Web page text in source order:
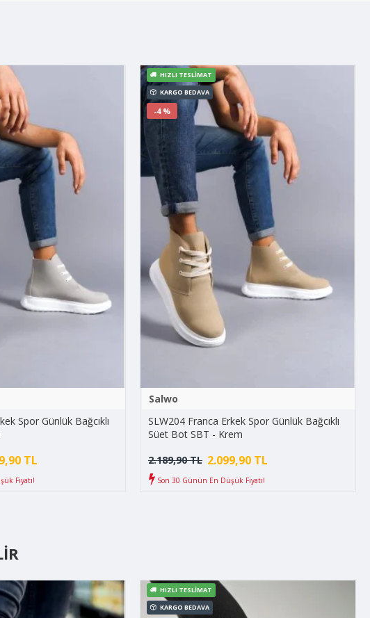
Spor Günlük Bağcıklı
TL
Fiyatı!
KARGO BEDAVA
HIZLI TESLIMAT
-4 %
Salwo
SLW204 Franca Erkek Spor Günlük Bağcıklı
Süet Bot SBT - Krem
2.099,90 TL
2.189,90 TL
Son 30 Günün En Düşük Fiyatı!
KARGO BEDAVA
HIZLI TESLIMAT